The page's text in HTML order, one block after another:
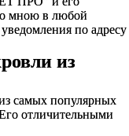
мною в любой
по адресу
из
самых популярных
отличительными